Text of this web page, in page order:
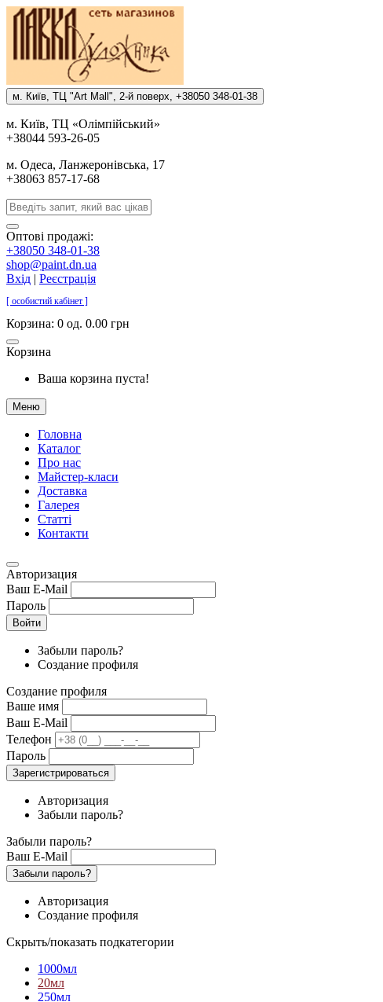
м. Киïв, ТЦ "Art Mall", 2-й поверх, +38050 348-01-38
м. Киïв, ТЦ «Олiмпiйський»
+38044 593-26-05
м. Одеса, Ланжеронiвська, 17
+38063 857-17-68
Оптові продажі:
+38050 348-01-38
shop@paint.dn.ua
Вхід | Реєстрація
[ особистий кабінет ]
Корзина: 0 од. 0.00 грн
Корзина
Ваша корзина пуста!
Меню
Головна
Каталог
Про нас
Майстер-класи
Доставка
Галерея
Статтi
Контакти
Авторизация
Ваш E-Mail
Пароль
Войти
Забыли пароль?
Создание профиля
Создание профиля
Ваше имя
Ваш E-Mail
Телефон
Пароль
Зарегистрироваться
Авторизация
Забыли пароль?
Забыли пароль?
Ваш E-Mail
Забыли пароль?
Авторизация
Создание профиля
Скрыть/показать подкатегории
1000мл
20мл
250мл